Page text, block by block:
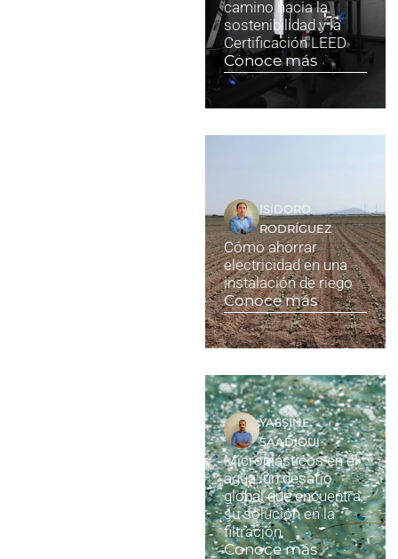
camino hacia la
sostenibilidad y la
Certificación LEED
Conoce más
ISIDORO
RODRÍGUEZ
Cómo ahorrar
electricidad en una
instalación de riego
Conoce más
YASSINE
SAADIOUI
Microplásticos en el
agua: un desafío
global que encuentra
su solución en la
filtración
Conoce más